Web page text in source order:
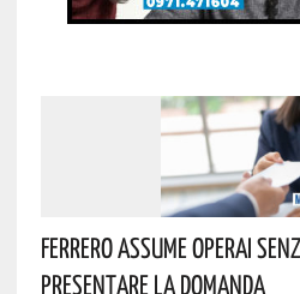
Ferrero Assume Operai
Presentare La Domanda